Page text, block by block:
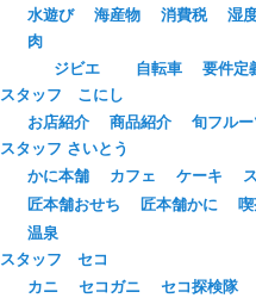
水遊び
海産物 消費税 湿
肉
ジビエ
自転車 要件定
スタッフ こにし
お店紹介
商品紹介
旬フル
スタッフ さいとう
かに本舗
カフェ ケーキ
匠本舗おせち
匠本舗かに
温泉
スタッフ セコ
カニ
セコガニ セコ探検隊